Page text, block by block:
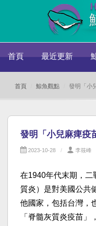
首頁 最近更新
首頁 鯨魚觀點 發明「小
發明「小兒麻痺疫
2023-10-28 李筱峰
在1940年代末期，二
質炎）是對美國公共
他國家，包括台灣，
「脊髓灰質炎疫苗